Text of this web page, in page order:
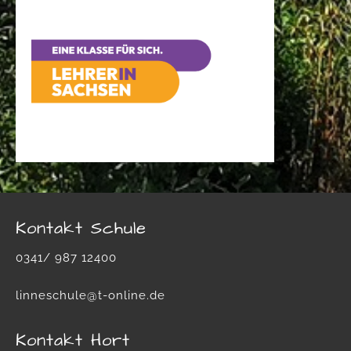
Kontakt Schule
0341/ 987 12400
linneschule@t-online.de
Kontakt Hort